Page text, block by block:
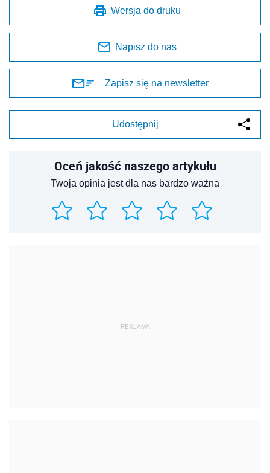
Wersja do druku
Napisz do nas
Zapisz się na newsletter
Udostępnij
Oceń jakość naszego artykułu
Twoja opinia jest dla nas bardzo ważna
REKLAMA